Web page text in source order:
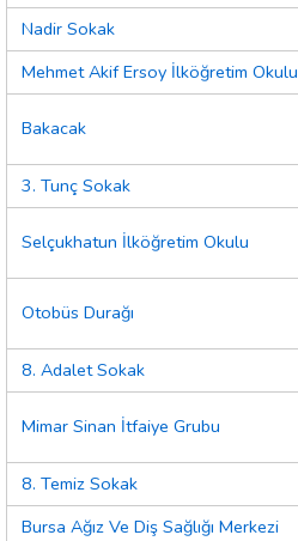
Nadir Sokak
Mehmet Akif Ersoy İlköğretim Okulu
Bakacak
3. Tunç Sokak
Selçukhatun İlköğretim Okulu
Otobüs Durağı
8. Adalet Sokak
Mimar Sinan İtfaiye Grubu
8. Temiz Sokak
Bursa Ağız Ve Diş Sağlığı Merkezi